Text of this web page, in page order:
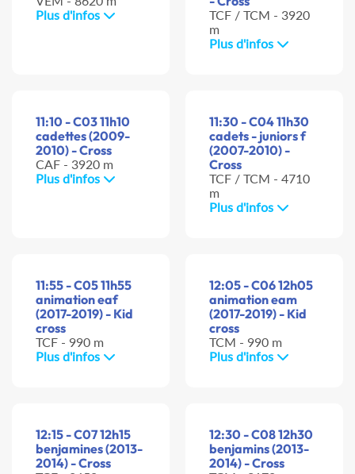
Plus d'infos
TCF / TCM - 3920
m
Plus d'infos
11:10 - C03 11h10
cadettes (2009-
2010) - Cross
CAF - 3920 m
Plus d'infos
11:30 - C04 11h30
cadets - juniors f
(2007-2010) -
Cross
TCF / TCM - 4710
m
Plus d'infos
11:55 - C05 11h55
animation eaf
(2017-2019) - Kid
cross
TCF - 990 m
Plus d'infos
12:05 - C06 12h05
animation eam
(2017-2019) - Kid
cross
TCM - 990 m
Plus d'infos
12:15 - C07 12h15
benjamines (2013-
2014) - Cross
12:30 - C08 12h30
benjamins (2013-
2014) - Cross